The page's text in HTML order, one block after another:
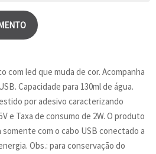
com led que muda de cor. Acompanha
Capacidade para 130ml de água.
por adesivo caracterizando
e Taxa de consumo de 2W. O produto
com o cabo USB conectado a
Obs.: para conservação do